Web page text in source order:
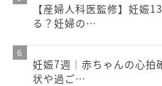
【産婦人科医監修】妊娠
る？妊婦の…
妊娠7週｜赤ちゃんの心拍
状や過ご…